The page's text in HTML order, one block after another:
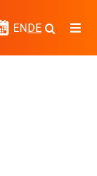
ENDE